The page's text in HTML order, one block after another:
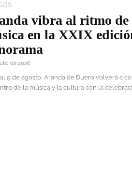
vibra al ritmo de
en la XXIX
de 2026
9 de agosto, Aranda de Duero volverá a
de la música y la cultura con la